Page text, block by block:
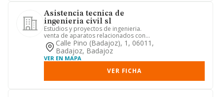
Asistencia tecnica de
ingenieria civil sl
Estudios y proyectos de ingenieria.
venta de aparatos relacionados con
proyectos. cartografia, cont...
Calle Pino (badajoz), 1, 06011,
Badajoz, Badajoz
VER EN MAPA
VER FICHA